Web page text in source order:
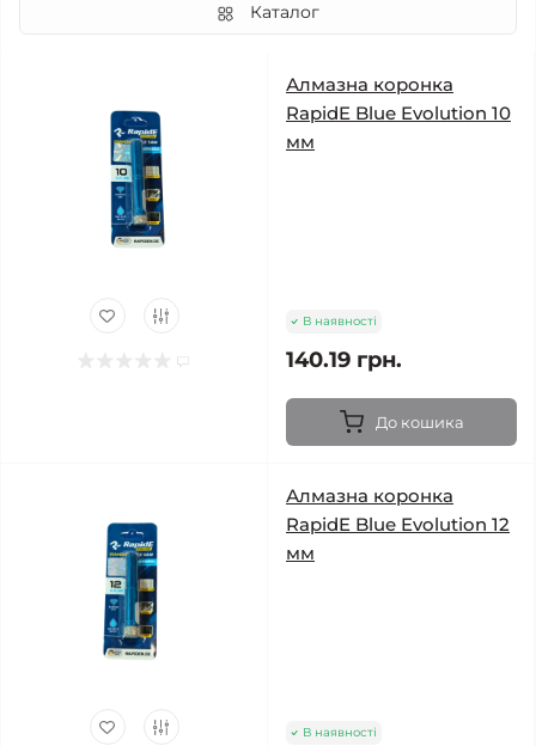
Каталог
Алмазна коронка
RapidE Blue Evolution 10
мм
В наявності
140.19 грн.
До кошика
Алмазна коронка
RapidE Blue Evolution 12
мм
В наявності